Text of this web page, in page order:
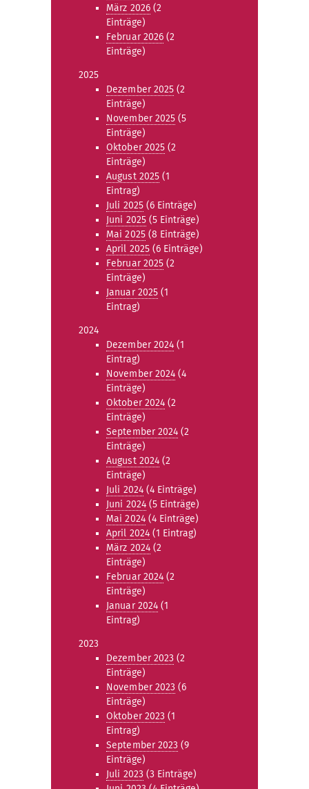
März 2026(2
Einträge)
Februar 2026 (2
Einträge)
2025
Dezember 2025 (2
Einträge)
November 2025 (5
Einträge)
Oktober 2025 (2
Einträge)
August 2025 (1
Eintrag)
Juli 2025(6 Einträge)
Juni 2025(5 Einträge)
Mai 2025(8 Einträge)
April 2025 (6 Einträge)
Februar 2025 (2
Einträge)
Januar 2025 (1
Eintrag)
2024
Dezember 2024 (1
Eintrag)
November 2024 (4
Einträge)
Oktober 2024 (2
Einträge)
September 2024 (2
Einträge)
August 2024 (2
Einträge)
Juli 2024(4 Einträge)
Juni 2024(5 Einträge)
Mai 2024(4 Einträge)
April 2024 (1 Eintrag)
März 2024(2
Einträge)
Februar 2024 (2
Einträge)
Januar 2024 (1
Eintrag)
2023
Dezember 2023 (2
Einträge)
November 2023 (6
Einträge)
Oktober 2023 (1
Eintrag)
September 2023 (9
Einträge)
Juli 2023 (3 Einträge)